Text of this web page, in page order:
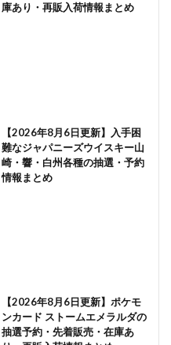
庫あり・再販入荷情報まとめ
【2026年8月6日更新】入手困
難なジャパニーズウイスキー山
崎・響・白州各種の抽選・予約
情報まとめ
【2026年8月6日更新】ポケモ
ンカード ストームエメラルダの
抽選予約・先着販売・在庫あ